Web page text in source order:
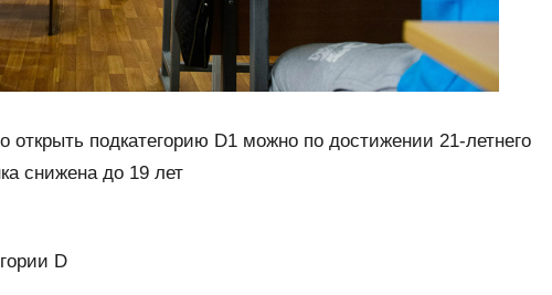
открыть подкатегорию D1 можно по достижении 21-летнего
снижена до 19 лет
D